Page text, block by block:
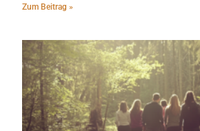
Zum Beitrag »